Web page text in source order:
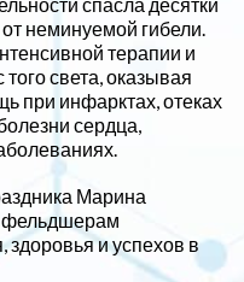
неминуемой гибели.
терапии и
света, оказывая
при инфарктах, отеках
сердца,
Марина
фельдшерам
здоровья и успехов в